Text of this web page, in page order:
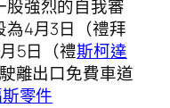
強烈的自我審
4月3日（禮拜
5日（禮斯柯達
離出口免費車道
零件